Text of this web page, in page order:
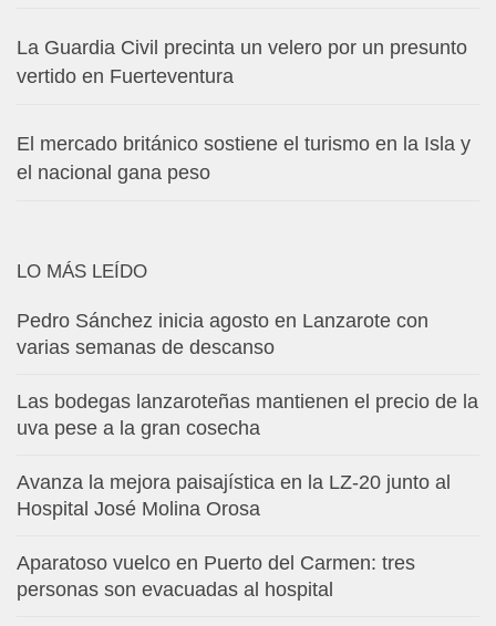
La Guardia Civil precinta un velero por un presunto
vertido en Fuerteventura
El mercado británico sostiene el turismo en la Isla y
el nacional gana peso
LO MÁS LEÍDO
Pedro Sánchez inicia agosto en Lanzarote con
varias semanas de descanso
Las bodegas lanzaroteñas mantienen el precio de la
uva pese a la gran cosecha
Avanza la mejora paisajística en la LZ-20 junto al
Hospital José Molina Orosa
Aparatoso vuelco en Puerto del Carmen: tres
personas son evacuadas al hospital